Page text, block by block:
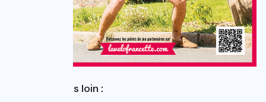
Pour aller plus loin :